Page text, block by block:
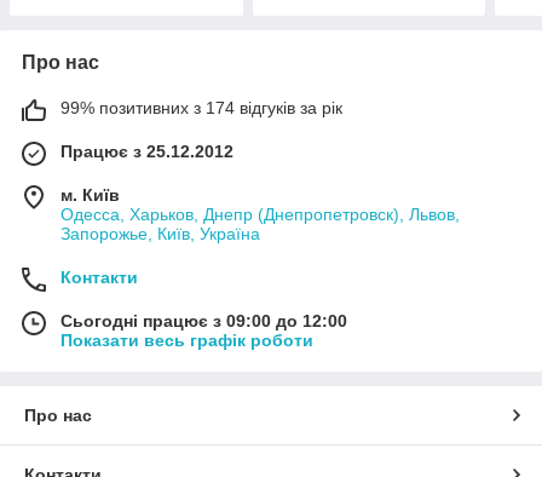
Про нас
99% позитивних з 174 відгуків за рік
Працює з 25.12.2012
м. Київ
Одесса, Харьков, Днепр (Днепропетровск), Львов,
Запорожье, Київ, Україна
Контакти
Сьогодні працює з 09:00 до 12:00
Показати весь графік роботи
Про нас